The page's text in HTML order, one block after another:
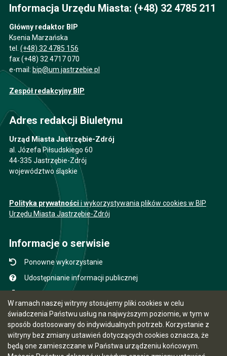
W ramach naszej witryny stosujemy pliki cookies w celu
świadczenia Państwu usług na najwyższym poziomie, w tym w
sposób dostosowany do indywidualnych potrzeb. Korzystanie z
witryny bez zmiany ustawień dotyczących cookies oznacza, że
będą one zamieszczane w Państwa urządzeniu końcowym.
Informacja Urzędu Miasta: (+48) 32 4785 211
Główny redaktor BIP
Ksenia Marzańska
tel. (+48) 32 4785 156
fax (+48) 32 4717 070
e-mail: bip@um.jastrzebie.pl
Zespół redakcyjny BIP
Adres redakcji Biuletynu
Urząd Miasta Jastrzębie-Zdrój
al. Józefa Piłsudskiego 60
44-335 Jastrzębie-Zdrój
województwo śląskie
Polityka prywatności i wykorzystywania plików cookies w BIP
Urzędu Miasta Jastrzębie-Zdrój
Informacje o serwisie
Ponowne wykorzystanie
Udostępnianie informacji publicznej
Instrukcja obsługi
Statystyki oglądalności
Ostatnio dodane